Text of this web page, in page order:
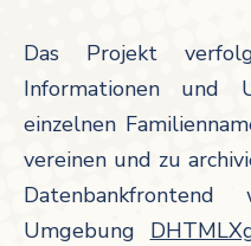
Das Projekt
Informationen und
einzelnen
vereinen und zu
Umgebung